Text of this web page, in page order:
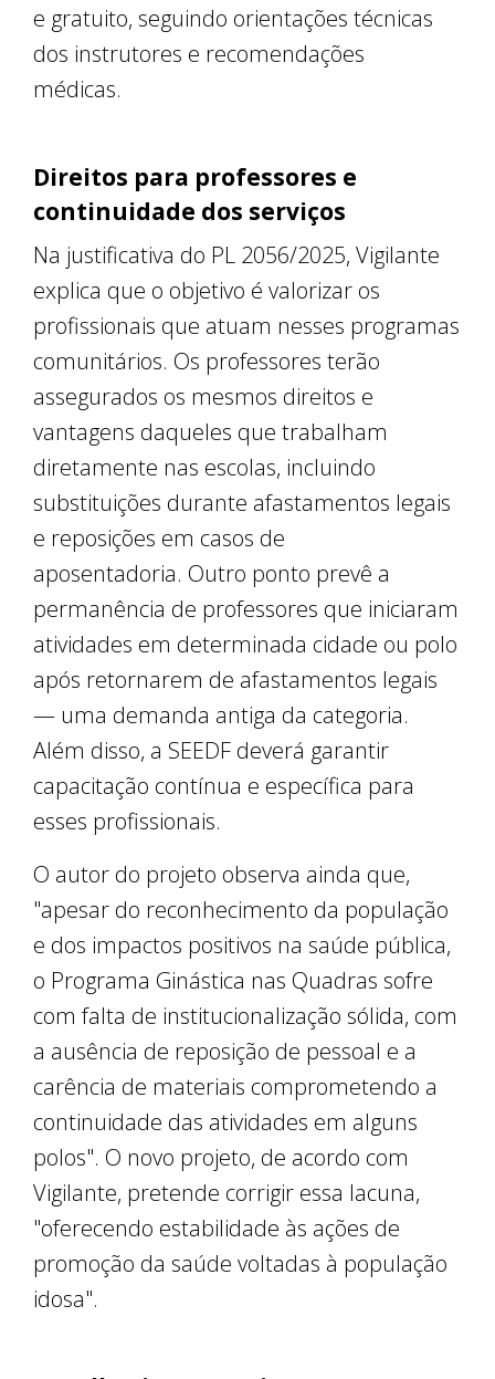
e gratuito, seguindo orientações técnicas
dos instrutores e recomendações
médicas.
Direitos para professores e
continuidade dos serviços
Na justificativa do PL 2056/2025, Vigilante
explica que o objetivo é valorizar os
profissionais que atuam nesses programas
comunitários. Os professores terão
assegurados os mesmos direitos e
vantagens daqueles que trabalham
diretamente nas escolas, incluindo
substituições durante afastamentos legais
e reposições em casos de
aposentadoria. Outro ponto prevê a
permanência de professores que iniciaram
atividades em determinada cidade ou polo
após retornarem de afastamentos legais
— uma demanda antiga da categoria.
Além disso, a SEEDF deverá garantir
capacitação contínua e específica para
esses profissionais.
O autor do projeto observa ainda que,
"apesar do reconhecimento da população
e dos impactos positivos na saúde pública,
o Programa Ginástica nas Quadras sofre
com falta de institucionalização sólida, com
a ausência de reposição de pessoal e a
carência de materiais comprometendo a
continuidade das atividades em alguns
polos". O novo projeto, de acordo com
Vigilante, pretende corrigir essa lacuna,
"oferecendo estabilidade às ações de
promoção da saúde voltadas à população
idosa".